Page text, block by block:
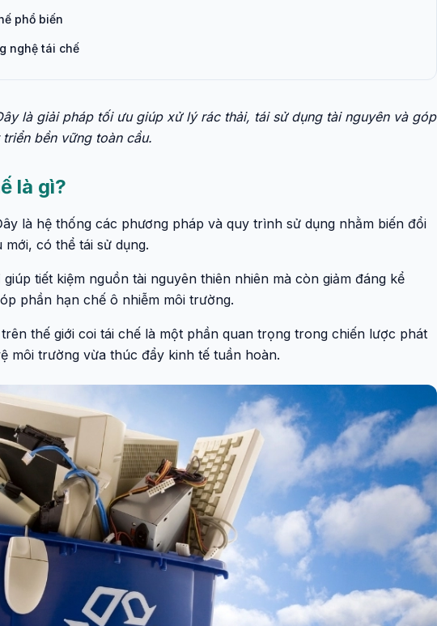
phổ biến
nghệ tái chế
là giải pháp tối ưu giúp xử lý rác thải, tái sử dụng tài nguyên và góp
bền vững toàn cầu.
là gì?
là hệ thống các phương pháp và quy trình sử dụng nhằm biến đổi
có thể tái sử dụng.
tiết kiệm nguồn tài nguyên thiên nhiên mà còn giảm đáng kể
phần hạn chế ô nhiễm môi trường.
thế giới coi tái chế là một phần quan trọng trong chiến lược phát
môi trường vừa thúc đẩy kinh tế tuần hoàn.